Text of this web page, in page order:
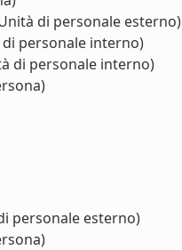
di personale esterno)
personale interno)
di personale interno)
personale esterno)